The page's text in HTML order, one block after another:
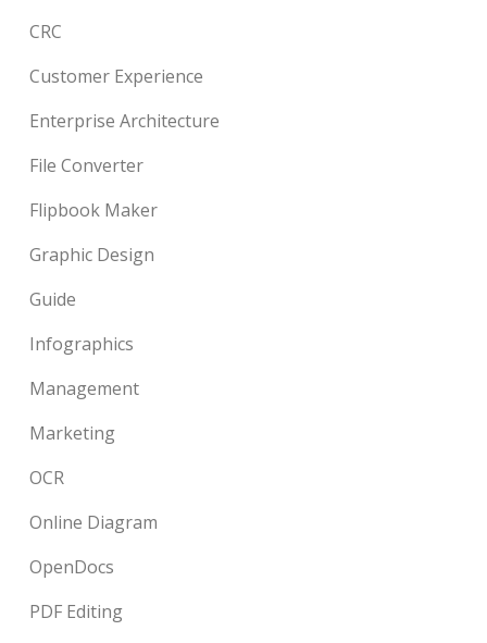
CRC
Customer Experience
Enterprise Architecture
File Converter
Flipbook Maker
Graphic Design
Guide
Infographics
Management
Marketing
OCR
Online Diagram
OpenDocs
PDF Editing